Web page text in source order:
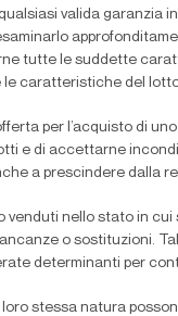
valida garanzia
tutte le suddette
le caratteristiche del
per l’acquisto di
e di accettarne
a prescindere dalla
venduti nello stato in
o sostituzioni.
determinanti per
loro stessa natura